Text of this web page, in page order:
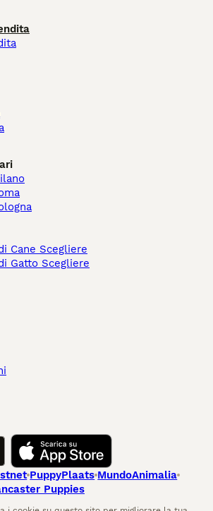
Cane Scegliere
Gatto Scegliere
PuppyPlaats MundoAnimalia
Puppies